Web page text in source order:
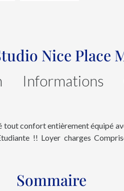
Nice Place
Informations
tout confort entièrement équipé
!! Loyer charges
Sommaire